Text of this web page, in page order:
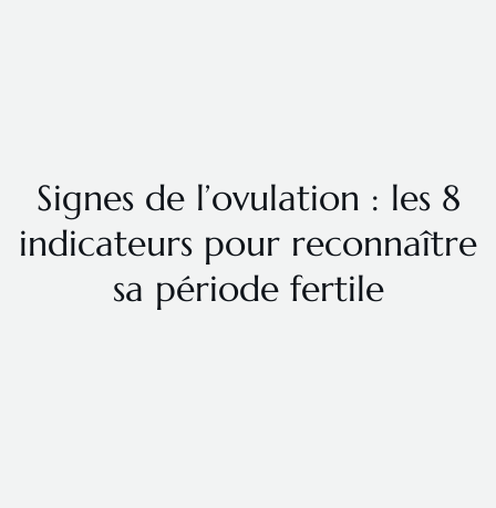
Signes de l’ovulation : les 8
indicateurs pour reconnaître
sa période fertile